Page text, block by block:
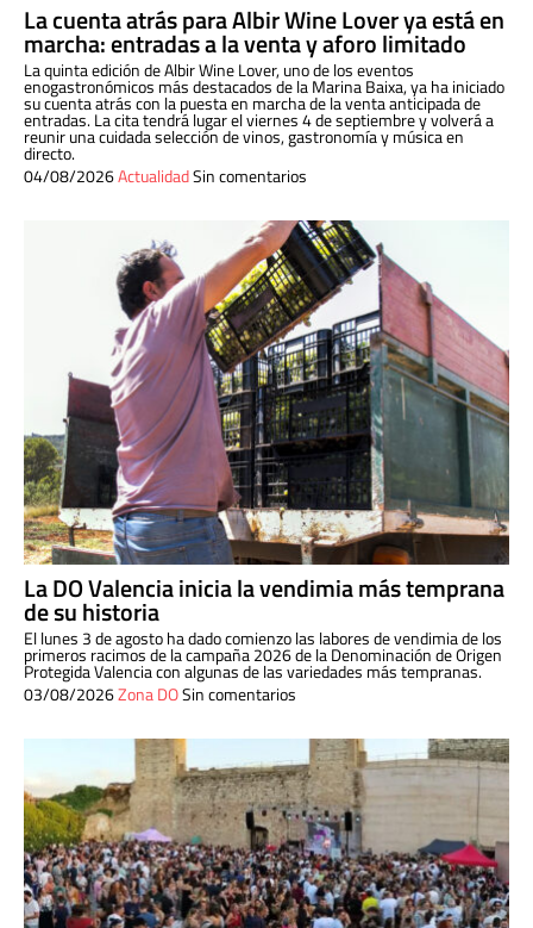
La cuenta atrás para Albir Wine Lover ya está en
marcha: entradas a la venta y aforo limitado
La quinta edición de Albir Wine Lover, uno de los eventos
enogastronómicos más destacados de la Marina Baixa, ya ha iniciado
su cuenta atrás con la puesta en marcha de la venta anticipada de
entradas. La cita tendrá lugar el viernes 4 de septiembre y volverá a
reunir una cuidada selección de vinos, gastronomía y música en
directo.
04/08/2026ActualidadSin comentarios
La DO Valencia inicia la vendimia más temprana
de su historia
El lunes 3 de agosto ha dado comienzo las labores de vendimia de los
primeros racimos de la campaña 2026 de la Denominación de Origen
Protegida Valencia con algunas de las variedades más tempranas.
03/08/2026Zona DOSin comentarios